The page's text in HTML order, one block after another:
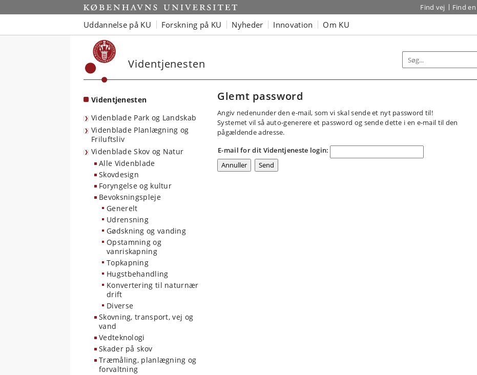
Start Find vej Find
Uddannelse på KU Forskning på KU Nyheder Innovation Om KU
Videntjenesten
Videntjenesten
Videnblade Park og Landskab
Videnblade Planlægning og
Friluftsliv
Videnblade Skov og Natur
Alle Videnblade
Skovdesign
Foryngelse og kultur
Bevoksningspleje
Generelt
Udrensning
Gødskning og vanding
Opstamning og
vanriskapning
Topkapning
Hugstbehandling
Konvertering til naturnær
drift
Diverse
Skovning, transport, vej og
vand
Vedteknologi
Skader på skov
Træmåling, planlægning og
forvaltning
Glemt password
Angiv nedenunder den e-mail, som vi skal sende et nyt password til!
Systemet vil så auto-generere et password og sende dette i en e-mail til den
pågældende adresse.
E-mail for dit Videntjeneste login: